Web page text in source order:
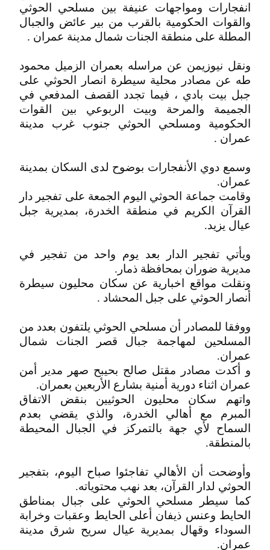
انفجارات ومواجهات عنيفة بين مسلحي الحوثي
والقوات الحكومية بالقرب من بير عائض والجبال
المطلة على منطقة الجنات شمال مدينة عمران .
ونقل نيوزيمن عن مراسله بعمران الزميل محمود
طه عن مصادر محلية سيطرة انصار الحوثي على
جبل بيت بادي ، فيما تجدد القصف المدفعي في
الجميمة والمرحة وبيت الربوعي بين القوات
الحكومية ومسلحي الحوثي جنوب غرب مدينة
عمران .
وسمع دوي الأنفجارات بوضوح لدى السكان بمدينة
عمران.
وقامت جماعة الحوثي اليوم الجمعة على تفجير دار
القرآن الكريم في منطقة الخدرة، بمديرية جبل
عيال يزيد.
ويأتي تفجير الدار بعد يوم واحد من تفجير في
مديرية ضوران بمحافظة ذمار.
ونقلت مواقع اخبارية عن سكان محليون سيطرة
أنصار الحوثي على جبل المحشاد .
ووفقا للمصادر أن مسلحي الحوثي يلتفون بعدد من
المسلحين لمهاجمة جبال قصر الجنات شمال
عمران.
و أكدت مصادر مقتل صالح بحيبح صهر مدير أمن
عمران اثناء دورية أمنية بشارع الأربعين بعمران.
واتهم سكان محليون الحوثيين بنقض الاتفاق
المبرم مع أهالي الخدرة، والذي يقضي بعدم
السماح لأي جهة بالتمركز في الجبال المحيطة
بالمنطقة.
وأوضحت أن الأهالي تفاجئوا صباح اليوم، بتفجير
الحوثي لدار القرآن، بعد نهب محتوياته.
كما سيطر مسلحي الحوثي على جبال بمناطق
الحايط وعنس ذيفان أعلى الحايط وعقبات وخرابة
السوداء وقهال بمديرية عيال سريح شرق مدينة
عمران.